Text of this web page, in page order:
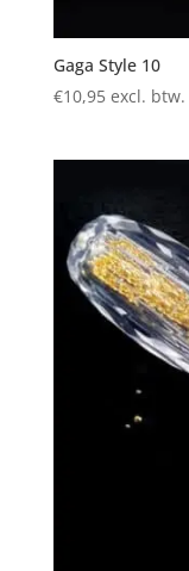
Gaga Style 10
€10,95 excl. btw.